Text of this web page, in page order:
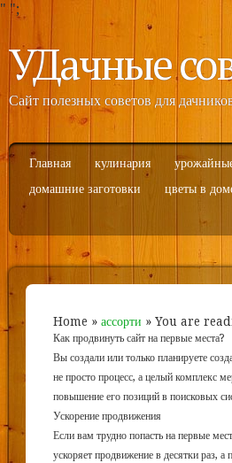
" ";
УДачные
Сайт полезных советов для
Главная кулинария
домашние заготовки
цветы в
Home » ассорти » You are
Как продвинуть сайт на первые места?
Вы создали или только планируете
не просто процесс, а целый комплекс
повышение его позиций в поисковых
Ускорение продвижения
Если вам трудно попасть на первые
ускоряет продвижение в десятки раз,